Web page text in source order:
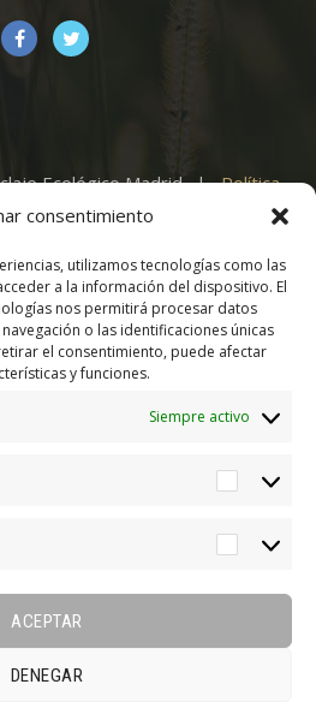
consentimiento
utilizamos tecnologías como las
a la información del dispositivo. El
nos permitirá procesar datos
o las identificaciones únicas
el consentimiento, puede afectar
y funciones.
Siempre activo
ACEPTAR
DENEGAR
Ecológico Madrid. |Política
Legal|Política de Cookies |
Delivery
Tours